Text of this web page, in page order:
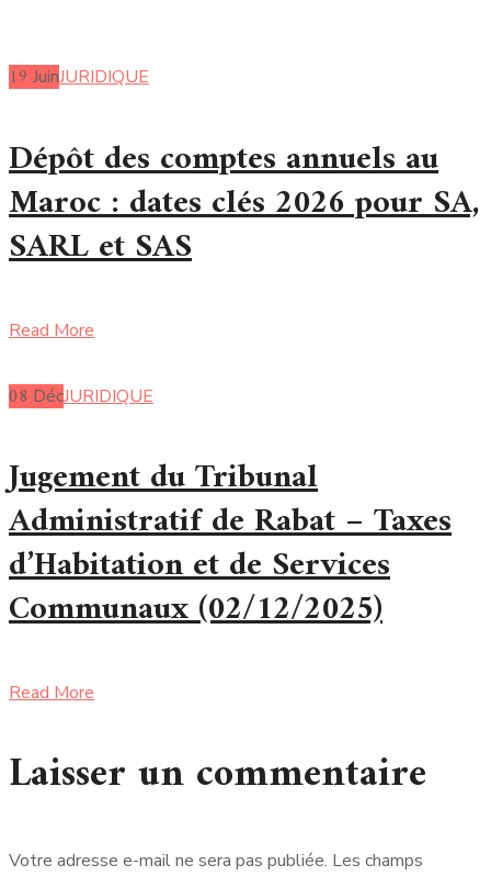
19 JuinJURIDIQUE
Dépôt des comptes annuels au
Maroc : dates clés 2026 pour SA,
SARL et SAS
Read More
08 DécJURIDIQUE
Jugement du Tribunal
Administratif de Rabat – Taxes
d’Habitation et de Services
Communaux (02/12/2025)
Read More
Laisser un commentaire
Votre adresse e-mail ne sera pas publiée. Les champs